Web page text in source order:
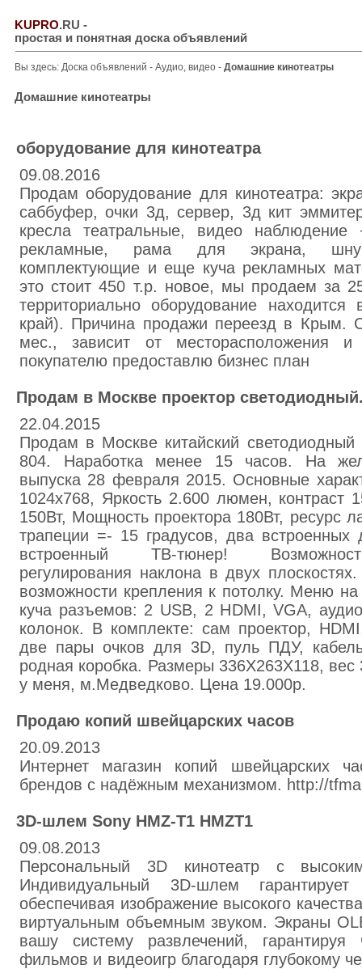
KUPRO.RU -
простая и понятная доска объявлений
Вы здесь: Доска объявлений - Аудио, видео - Домашние кинотеатры
Домашние кинотеатры
оборудование для кинотеатра
09.08.2016
Продам оборудование для кинотеатра:
саббуфер, очки 3д, сервер, 3д кит
кресла театральные, видео
рекламные, рама для экрана,
комплектующие и еще куча рекламных
это стоит 450 т.р. новое, мы продаем за
территориально оборудование находится
край). Причина продажи переезд в Крым.
мес., зависит от месторасположения
покупателю предоставлю бизнес план
Продам в Москве проектор
22.04.2015
Продам в Москве китайский
804. Наработка менее 15 часов. На
выпуска 28 февраля 2015. Основные
1024х768, Яркость 2.600 люмен, контраст
150Вт, Мощность проектора 180Вт, ресурс
трапеции =- 15 градусов, два встроенных
встроенный ТВ-тюнер!
регулирования наклона в двух
возможности крепления к потолку. Меню
куча разъемов: 2 USB, 2 HDMI, VGA,
колонок. В комплекте: сам проектор,
две пары очков для 3D, пуль ПДУ, кабель
родная коробка. Размеры 336Х263Х118, вес
у меня, м.Медведково. Цена 19.000р.
Продаю копий швейцарских часов
20.09.2013
Интернет магазин копий швейцарских
брендов с надёжным механизмом. http://
3D-шлем Sony HMZ-T1 HMZT1
09.08.2013
Персональный 3D кинотеатр с
Индивидуальный 3D-шлем
обеспечивая изображение высокого
виртуальным объемным звуком. Экраны
вашу систему развлечений, гарантируя
фильмов и видеоигр благодаря глубокому